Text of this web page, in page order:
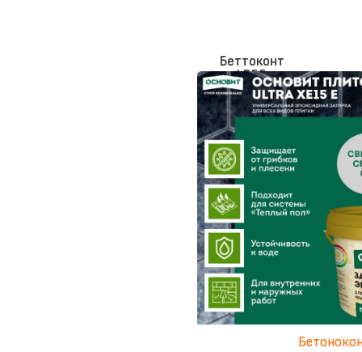
Беттоконт
LP55
Бетоноконтакт
6 кг